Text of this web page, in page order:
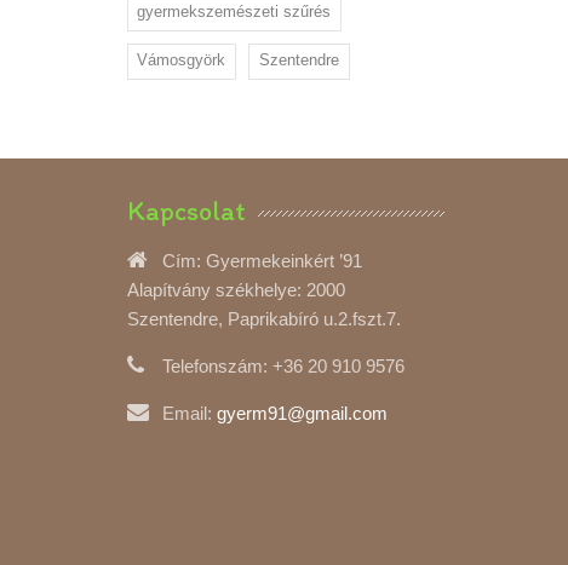
gyermekszemészeti szűrés
Vámosgyörk Szentendre
Kapcsolat
Cím: Gyermekeinkért ’91
Alapítvány székhelye: 2000
Szentendre, Paprikabíró u.2.fszt.7.
Telefonszám: +36 20 910 9576
Email: gyerm91@gmail.com